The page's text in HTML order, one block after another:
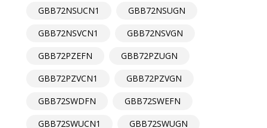
GBB72NSUCN1
GBB72NSUGN
GBB72NSVCN1
GBB72NSVGN
GBB72PZEFN
GBB72PZUGN
GBB72PZVCN1
GBB72PZVGN
GBB72SWDFN
GBB72SWEFN
GBB72SWUCN1
GBB72SWUGN